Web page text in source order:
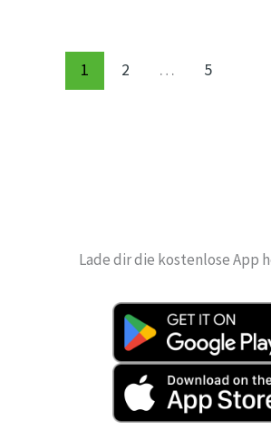
1 2 … 5
Lade dir die kostenlose App